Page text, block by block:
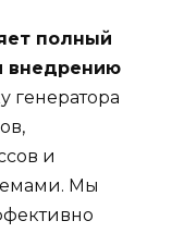
полный
внедрению
генератора
и
Мы